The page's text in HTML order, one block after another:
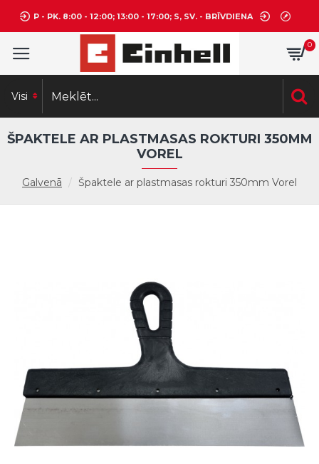
P - PK. 8:00 - 12:00; 13:00 - 17:00; S, SV. - BRĪVDIENA
0
Visi
Galvenā Špaktele ar plastmasas rokturi 350mm Vorel
ŠPAKTELE AR PLASTMASAS ROKTURI 350MM
VOREL